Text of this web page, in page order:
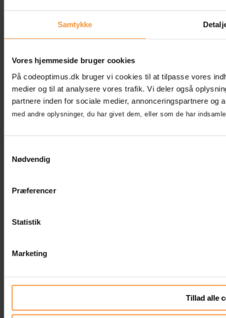
Samtykke
Vores hjemmeside bruger cookies
På codeoptimus.dk bruger vi cookies til at tilpasse vores
medier og til at analysere vores trafik. Vi deler også
partnere inden for sociale medier, annonceringspartnere og
med andre oplysninger, du har givet dem, eller som de har
Nødvendig
Præferencer
Statistik
Marketing
Tillad alle